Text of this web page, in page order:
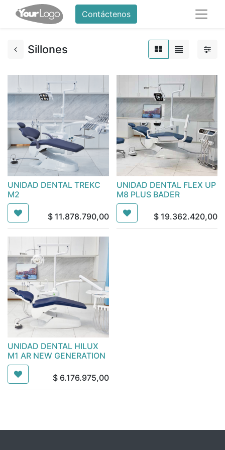
Contáctenos
Sillones
UNIDAD DENTAL TREKC
M2
$ 11.878.790,00
UNIDAD DENTAL FLEX UP
M8 PLUS BADER
$ 19.362.420,00
UNIDAD DENTAL HILUX
M1 AR NEW GENERATION
$ 6.176.975,00